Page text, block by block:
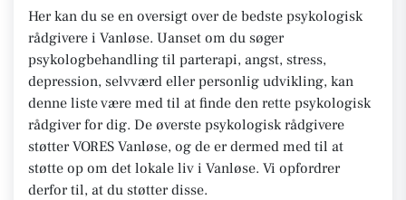
Her kan du se en oversigt over de bedste psykologisk
rådgivere i Vanløse. Uanset om du søger
psykologbehandling til parterapi, angst, stress,
depression, selvværd eller personlig udvikling, kan
denne liste være med til at finde den rette psykologisk
rådgiver for dig. De øverste psykologisk rådgivere
støtter VORES Vanløse, og de er dermed med til at
støtte op om det lokale liv i Vanløse. Vi opfordrer
derfor til, at du støtter disse.